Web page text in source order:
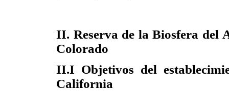
II. Reserva de la Biosfera del
Colorado
II.I Objetivos del
California